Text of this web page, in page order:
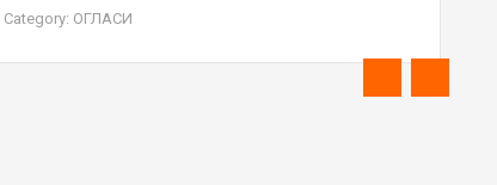
Category: ОГЛАСИ